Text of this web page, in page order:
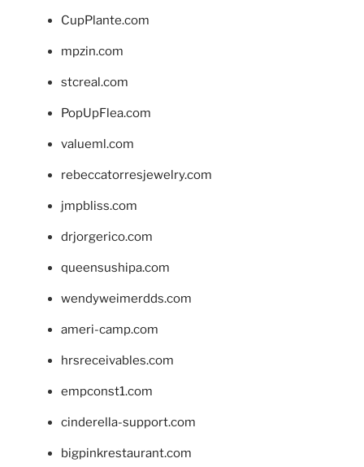
CupPlante.com
mpzin.com
stcreal.com
PopUpFlea.com
valueml.com
rebeccatorresjewelry.com
jmpbliss.com
drjorgerico.com
queensushipa.com
wendyweimerdds.com
ameri-camp.com
hrsreceivables.com
empconst1.com
cinderella-support.com
bigpinkrestaurant.com